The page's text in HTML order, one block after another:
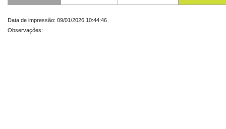
Data de impressão: 09/01/2026 10:44:46
Observações: